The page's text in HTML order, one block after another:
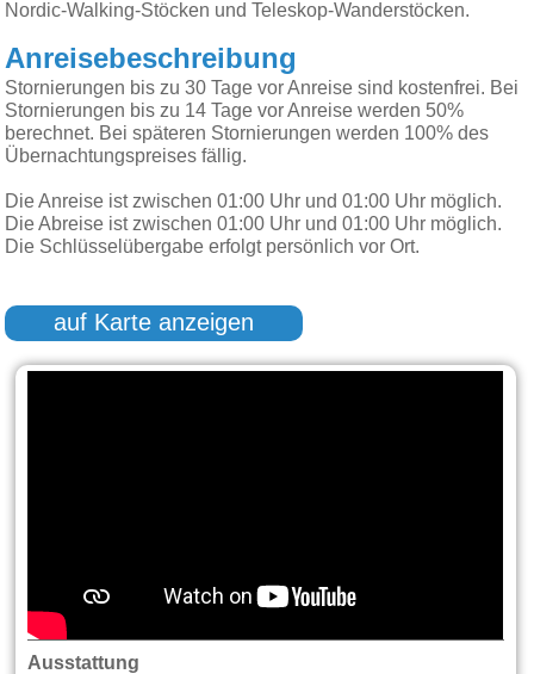
Nordic-Walking-Stöcken und Teleskop-Wanderstöcken.
Anreisebeschreibung
Stornierungen bis zu 30 Tage vor Anreise sind kostenfrei. Bei
Stornierungen bis zu 14 Tage vor Anreise werden 50%
berechnet. Bei späteren Stornierungen werden 100% des
Übernachtungspreises fällig.
Die Anreise ist zwischen 01:00 Uhr und 01:00 Uhr möglich.
Die Abreise ist zwischen 01:00 Uhr und 01:00 Uhr möglich.
Die Schlüsselübergabe erfolgt persönlich vor Ort.
auf Karte anzeigen
Ausstattung